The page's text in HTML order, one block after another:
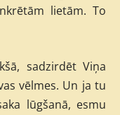
lietām. To
sadzirdēt Viņa
vēlmes. Un ja tu
lūgšanā, esmu